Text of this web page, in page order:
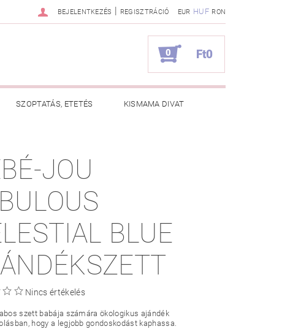
EUR HUF RON
BEJELENTKEZÉS | REGISZTRÁCIÓ
0 Ft0
SZOPTATÁS, ETETÉS KISMAMA DIVAT
TANÁCSOK
JOU
BLUE
Nincs értékelés
szett babája számára ökologikus ajándék
hogy a legjobb gondoskodást kaphassa.